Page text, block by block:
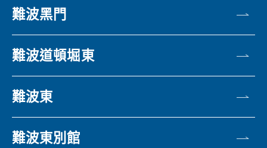
難波黑門
難波道頓堀東
難波東
難波東別館